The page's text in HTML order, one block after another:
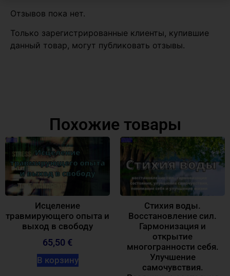
Отзывов пока нет.
Только зарегистрированные клиенты, купившие
данный товар, могут публиковать отзывы.
Похожие товары
Исцеление
травмирующего опыта и
выход в свободу
65,50 €
В корзину
Стихия воды.
Восстановление сил.
Гармонизация и
открытие
многогранности себя.
Улучшение
самочувствия.